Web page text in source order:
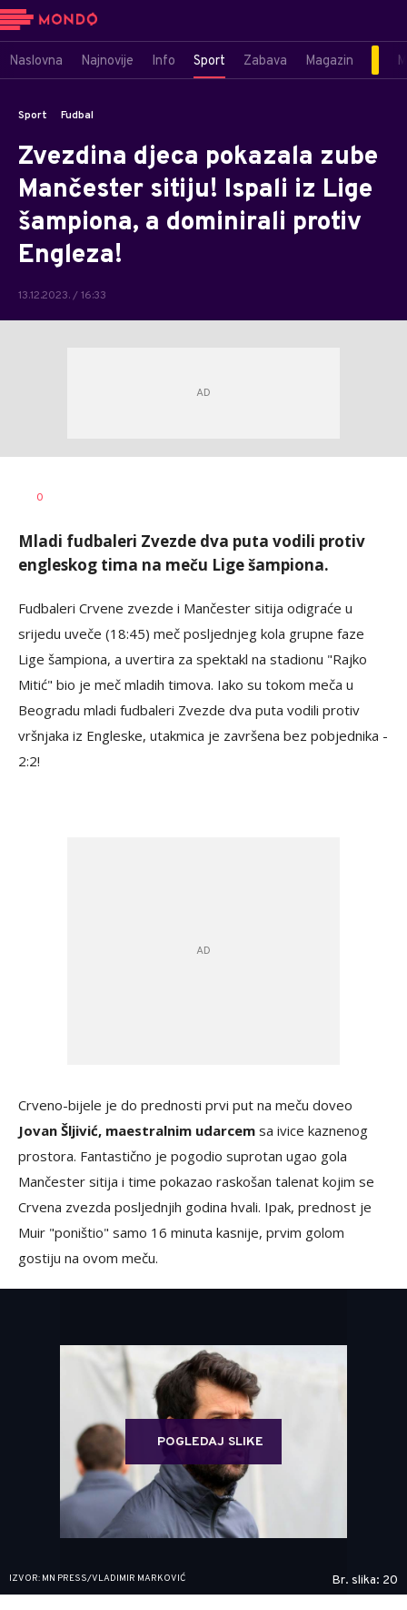
Naslovna Najnovije Info Sport Zabava Magazin
Sport Fudbal
Zvezdina djeca pokazala zube
Mančester sitiju! Ispali iz Lige
šampiona, a dominirali protiv
Engleza!
13.12.2023. / 16:33
AUTOR
0
Mladi fudbaleri Zvezde dva puta vodili protiv
engleskog tima na meču Lige šampiona.
Fudbaleri Crvene zvezde i Mančester sitija odigraće u
srijedu uveče (18:45) meč posljednjeg kola grupne faze
Lige šampiona, a uvertira za spektakl na stadionu "Rajko
Mitić" bio je meč mladih timova. Iako su tokom meča u
Beogradu mladi fudbaleri Zvezde dva puta vodili protiv
vršnjaka iz Engleske, utakmica je završena bez pobjednika -
2:2!
Crveno-bijele je do prednosti prvi put na meču doveo
Jovan Šljivić, maestralnim udarcem sa ivice kaznenog
prostora. Fantastično je pogodio suprotan ugao gola
Mančester sitija i time pokazao raskošan talenat kojim se
Crvena zvezda posljednjih godina hvali. Ipak, prednost je
Muir "poništio" samo 16 minuta kasnije, prvim golom
gostiju na ovom meču.
POGLEDAJ SLIKE
IZVOR: MN PRESS/VLADIMIR MARKOVIĆ Br. slika: 20